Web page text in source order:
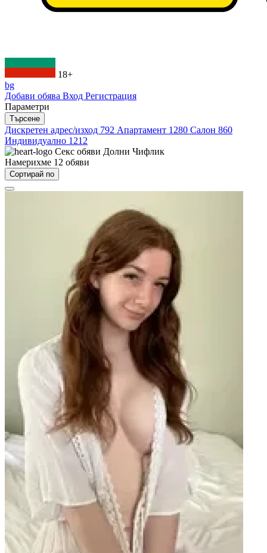
18+
bg
Добави обява Вход Регистрация
Параметри
Търсене
Дискретен адрес/изход 792 Апартамент 1280 Салон 860
Индивидуално 1212
Секс обяви Долни Чифлик
Намерихме 12 обяви
Сортирай по